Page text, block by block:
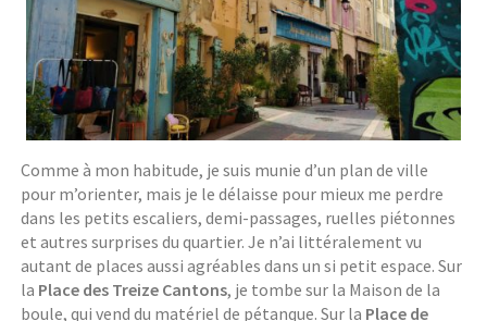
Comme à mon habitude, je suis munie d’un plan de ville
pour m’orienter, mais je le délaisse pour mieux me perdre
dans les petits escaliers, demi-passages, ruelles piétonnes
et autres surprises du quartier. Je n’ai littéralement vu
autant de places aussi agréables dans un si petit espace. Sur
la Place des Treize Cantons, je tombe sur la Maison de la
boule, qui vend du matériel de pétanque. Sur la Place de